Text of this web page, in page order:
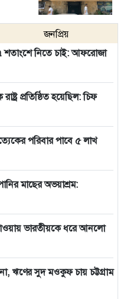
জনপ্রিয়
শতাংশে নিতে চাই: আফরোজা
প্রতিষ্ঠিত হয়েছিল: চিফ
পরিবার পাবে ৫ লাখ
মাছের অভয়াশ্রম:
ভারতীয়কে ধরে আনলো
ঋণের সুদ মওকুফ চায় চট্টগ্রাম